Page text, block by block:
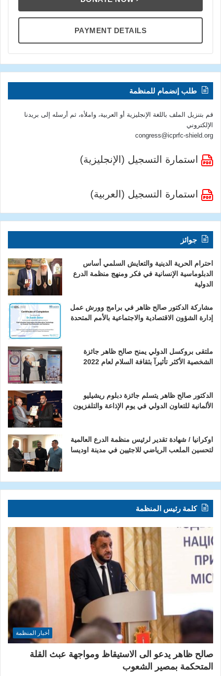
PAYMENT DETAILS
طلب إنضمام للمنظمة
قم بتنزيل الملف باللغة الإنجليزية أو العربية، واملأه، ثم أرسله إلى بريدنا
الإلكتروني
congress@icprfc-shield.org
استمارة التسجيل (الإنجليزية)
استمارة التسجيل (العربية)
جوائز
احترام الحرية الدينية والتعايش السلمي أساس
الدبلوماسية الإنسانية في فكر ومنهج منظمة الدرع
الدولية
مشاركة الدكتور صالح ظاهر في برامج وورش عمل
إدارة الشؤون الاقتصادية والاجتماعية بالأمم المتحدة
ملتقى بروكسل الدولي يمنح صالح ظاهر جائزة
الشخصية الأكثر تأثيرآ بثقافة السلام لعام 2022
الدكتور صالح ظاهر يتسلم جائزة دبلوم ريشيليو
الألمانية للتعاون الدولي في يوم الإذاعة والتلفزيون
اوكرانيا / شهادة تقدير لرئيس منظمة الدرع العالمية
لتحسين الملعب الرياضي للاجئيين في مدينة اوديسا
كلمة رئيس المنظمة
أخبار المنظمة
صالح ظاهر يدعو الى الاستيقاظ ومواجهة عبث القلة
المتحكمة بمصير الشعوب